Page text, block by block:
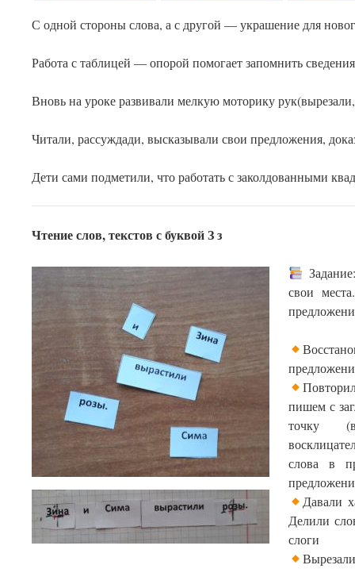
С одной стороны слова, а с другой — украшение для
Работа с таблицей — опорой помогает запомнить
Вновь на уроке развивали мелкую моторику
Читали, рассуждади, высказывали свои предложения,
Дети сами подметили, что работать с заколдованными
Чтение слов, текстов с буквой З з
свои
пишем с
точку
слова в
Давали
Делили
слоги